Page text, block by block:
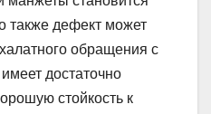
также дефект может
обращения с
достаточно
стойкость к